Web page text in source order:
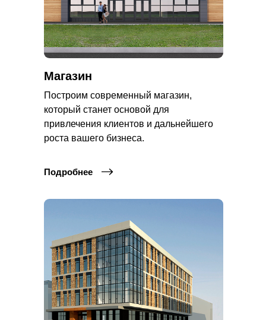
Построим современный магазин,
который станет основой для
привлечения клиентов и дальнейшего
роста вашего бизнеса.
Магазин
Подробнее